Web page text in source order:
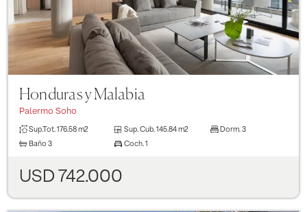
Honduras y Malabia
Palermo Soho
Sup.Tot. 176.58 m2 Sup. Cub. 145.84 m2 Dorm. 3
Baño 3 Coch. 1
USD 742.000